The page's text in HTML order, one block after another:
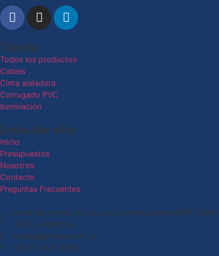
Tienda
Todos los productos
Cables
Cinta aisladora
Corrugado PVC
Iluminación
Links del sitio
Inicio
Presupuestos
Nosotros
Contacto
Preguntas Frecuentes
Local de ventas: Av. de Los Constituyentes 6061, CaBA
(1431), Argentina
ventas@pimesa.com.ar
+54 11 4571 9096